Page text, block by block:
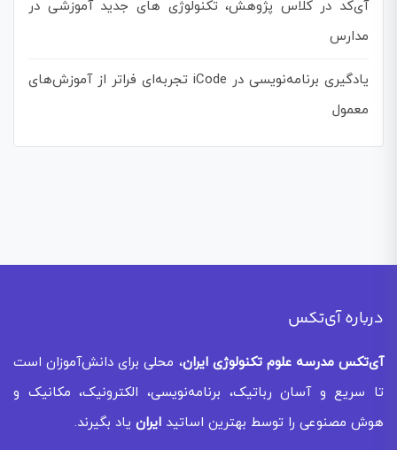
آی‌کد در کلاس پژوهش، تکنولوژی های جدید آموزشی در
مدارس
یادگیری برنامه‌نویسی در iCode تجربه‌ای فراتر از آموزش‌های
معمول
درباره آی‌تکس
آی‌تکس مدرسه علوم تکنولوژی ایران، محلی برای دانش‌آموزان است
تا سریع و آسان رباتیک، برنامه‌نویسی، الکترونیک، مکانیک و
هوش مصنوعی را توسط بهترین اساتید ایران یاد بگیرند.